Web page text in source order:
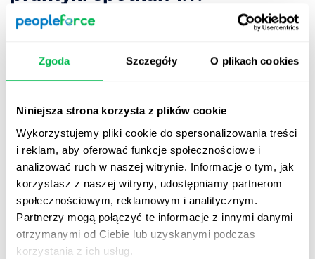
Zgoda Szczegóły O plikach cookies
Niniejsza strona korzysta z plików cookie
Wykorzystujemy pliki cookie do spersonalizowania treści
i reklam, aby oferować funkcje społecznościowe i
analizować ruch w naszej witrynie. Informacje o tym, jak
korzystasz z naszej witryny, udostępniamy partnerom
społecznościowym, reklamowym i analitycznym.
Partnerzy mogą połączyć te informacje z innymi danymi
otrzymanymi od Ciebie lub uzyskanymi podczas
korzystania z ich usług.
wszystko
zadbać o to, aby wszyscy byli w nie zaangażowani.
tworząc poczucie wykluczenia wśród niektórych
członków zespołu. Upewnij się, że wyjaśnisz cel tych
spotkań i to, co masz nadzieję dzięki nim uzyskać.
Zapewnij również zespół, że nie mają one charakteru
dyscyplinarnego.
2. Przygotuj się do każdego